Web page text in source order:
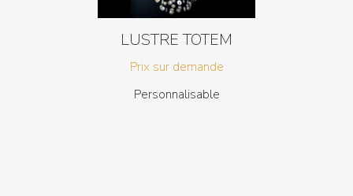
LUSTRE TOTEM
Prix sur demande
Personnalisable